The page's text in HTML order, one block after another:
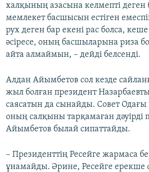
халқының азасына келмепті деген
мемлекет басшысын естіген
рух деген бар екені рас болса,
әсіресе, оның басшыларына риза
айта алмаймын, – дейді белсенді.
Алдан Айымбетов сол кезде
жыл болған президент
саясатын да сынайды. Совет
оның салқыны тарқамаған дәуірді
Айымбетов былай сипаттайды.
– Президенттің Ресейге жармаса
ұнамайды. Әрине, Ресейге ерекше